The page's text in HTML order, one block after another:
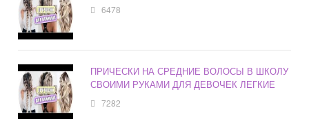
6478
ПРИЧЕСКИ НА СРЕДНИЕ ВОЛОСЫ В ШКОЛУ
СВОИМИ РУКАМИ ДЛЯ ДЕВОЧЕК ЛЕГКИЕ
7282